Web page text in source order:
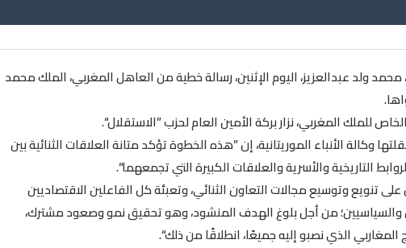
محمد ولد عبدالعزيز، اليوم الإثنين، رسالة خطية من العاهل المغربي، الملك محمد
للملك المغربي، نزار بركة الأمين العام لحزب ”الاستقلال“.
وكالة الأنباء الموريتانية، إن ”هذه الخطوة تؤكد متانة العلاقات الثنائية بين
التاريخية والأسرية والعلاقات الكبيرة التي تجمعهما“.
تنويع وتوسيع مجالات التعاون الثنائي، وتعبئة كل الفاعلين الاقتصاديين
والسياسيين؛ من أجل بلوغ الهدف المنشود، وهو تحقيق نمو وصعود مشترك،
الذي نصبو إليه جميعًا، انطلاقًا من ذلك“.